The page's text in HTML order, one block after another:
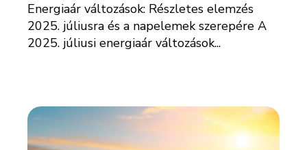
Energiaár változások: Részletes elemzés
2025. júliusra és a napelemek szerepére A
2025. júliusi energiaár változások...